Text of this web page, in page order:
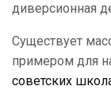
диверсионная
Существует
примером для
советских